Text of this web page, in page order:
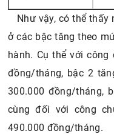
Như vậy, có thể
ở các bậc tăng theo
hành. Cụ thể với
đồng/tháng, bậc 2
300.000 đồng/tháng,
cùng đối với công
490.000 đồng/tháng.